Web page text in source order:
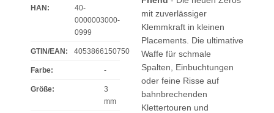
HAN:
40-
0000003000-
0999
GTIN/EAN: 4053866150750
Farbe: -
Größe:
3
mm
mit zuverlässiger
Klemmkraft in kleinen
Placements. Die ultimative
Waffe für schmale
Spalten, Einbuchtungen
oder feine Risse auf
bahnbrechenden
Klettertouren und